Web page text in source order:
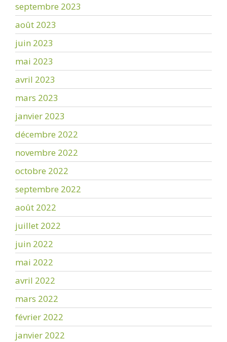
septembre 2023
août 2023
juin 2023
mai 2023
avril 2023
mars 2023
janvier 2023
décembre 2022
novembre 2022
octobre 2022
septembre 2022
août 2022
juillet 2022
juin 2022
mai 2022
avril 2022
mars 2022
février 2022
janvier 2022